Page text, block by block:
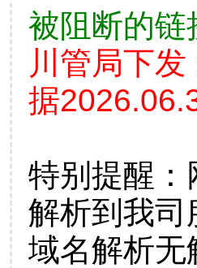
被阻断的链
川管局下
据
特别提醒：
解析到我司
域名解析无